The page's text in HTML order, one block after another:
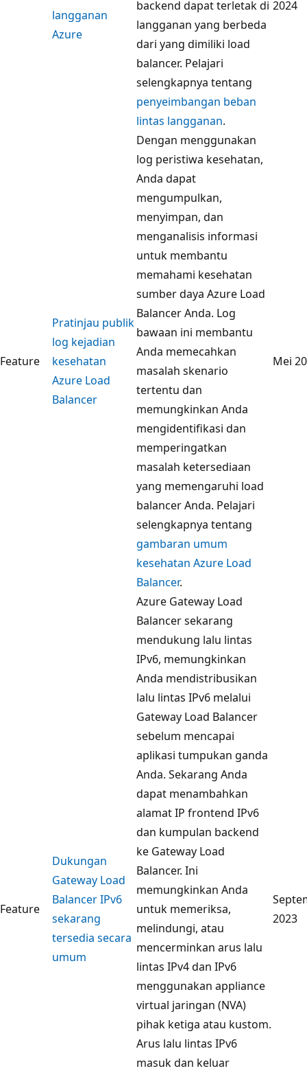
langganan
Azure
backend dapat terletak di
langganan yang berbeda
dari yang dimiliki load
balancer. Pelajari
selengkapnya tentang
penyeimbangan beban
lintas langganan.
2024
Feature
Pratinjau publik
log kejadian
kesehatan
Azure Load
Balancer
Dengan menggunakan
log peristiwa kesehatan,
Anda dapat
mengumpulkan,
menyimpan, dan
menganalisis informasi
untuk membantu
memahami kesehatan
sumber daya Azure Load
Balancer Anda. Log
bawaan ini membantu
Anda memecahkan
masalah skenario
tertentu dan
memungkinkan Anda
mengidentifikasi dan
memperingatkan
masalah ketersediaan
yang memengaruhi load
balancer Anda. Pelajari
selengkapnya tentang
gambaran umum
kesehatan Azure Load
Balancer.
Mei
Feature
Dukungan
Gateway Load
Balancer IPv6
sekarang
tersedia secara
umum
Azure Gateway Load
Balancer sekarang
mendukung lalu lintas
IPv6, memungkinkan
Anda mendistribusikan
lalu lintas IPv6 melalui
Gateway Load Balancer
sebelum mencapai
aplikasi tumpukan ganda
Anda. Sekarang Anda
dapat menambahkan
alamat IP frontend IPv6
dan kumpulan backend
ke Gateway Load
Balancer. Ini
memungkinkan Anda
untuk memeriksa,
melindungi, atau
mencerminkan arus lalu
lintas IPv4 dan IPv6
menggunakan appliance
virtual jaringan (NVA)
pihak ketiga atau kustom.
Arus lalu lintas IPv6
masuk dan keluar
2023